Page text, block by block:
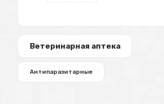
Ветеринарная аптека
Антипаразитарные